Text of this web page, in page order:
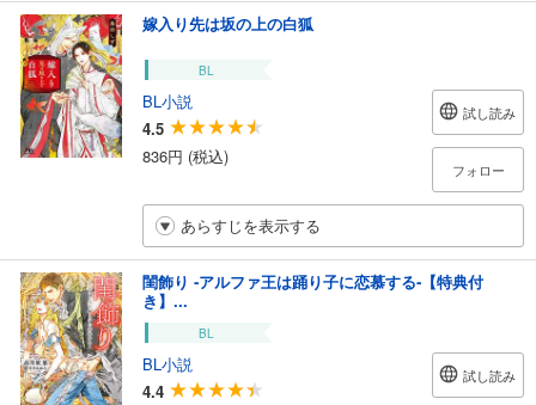
嫁入り先は坂の上の白狐
BL
BL小説
4.5
836円 (税込)
試し読み
フォロー
あらすじを表示する
閨飾り ‐アルファ王は踊り子に恋慕する‐【特典付
き】...
BL
BL小説
4.4
試し読み